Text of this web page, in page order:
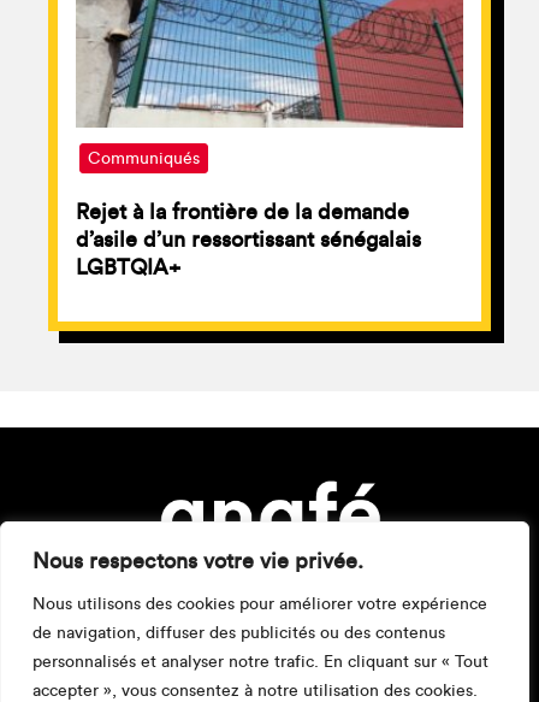
Nous respectons votre vie privée.
Nous utilisons des cookies pour améliorer votre expérience
de navigation, diffuser des publicités ou des contenus
personnalisés et analyser notre trafic. En cliquant sur « Tout
accepter », vous consentez à notre utilisation des cookies.
Communiqués
Rejet à la frontière de la demande
d’asile d’un ressortissant sénégalais
LGBTQIA+